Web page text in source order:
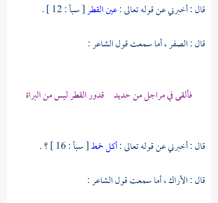
قال : أخبرني عن قوله تعالى :عين القطر[ سبأ : 12 ] .
قال : الصفر ، أما سمعت قول الشاعر :
فألقى في مراجل من حديد قدور القطر ليس من البراة
قال : أخبرني عن قوله تعالى :أكل خمط[ سبأ : 16 ] ؟ .
قال : الأراك ، أما سمعت قول الشاعر :